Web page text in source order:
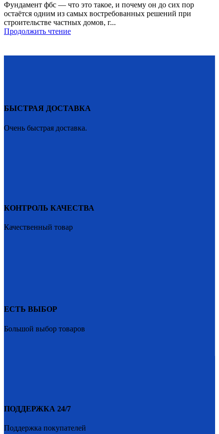
Фундамент фбс — что это такое, и почему он до сих пор
остаётся одним из самых востребованных решений при
строительстве частных домов, г...
Продолжить чтение
БЫСТРАЯ ДОСТАВКА
Очень быстрая доставка.
КОНТРОЛЬ КАЧЕСТВА
Качественный товар
ЕСТЬ ВЫБОР
Большой выбор товаров
ПОДДЕРЖКА 24/7
Поддержка покупателей